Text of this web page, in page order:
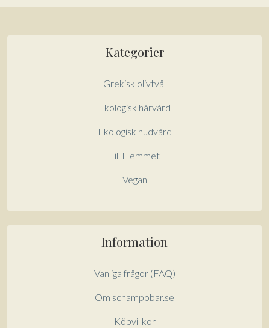
Kategorier
Grekisk olivtvål
Ekologisk hårvård
Ekologisk hudvård
Till Hemmet
Vegan
Information
Vanliga frågor (FAQ)
Om schampobar.se
Köpvillkor